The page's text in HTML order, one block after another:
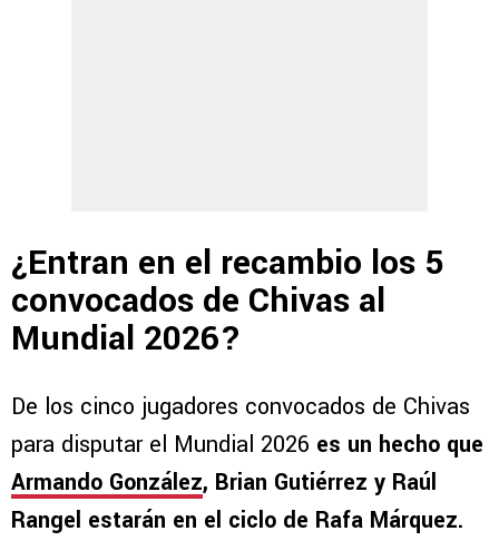
¿Entran en el recambio los 5
convocados de Chivas al
Mundial 2026?
De los cinco jugadores convocados de Chivas
para disputar el Mundial 2026 es un hecho que
Armando González, Brian Gutiérrez y Raúl
Rangel estarán en el ciclo de Rafa Márquez.